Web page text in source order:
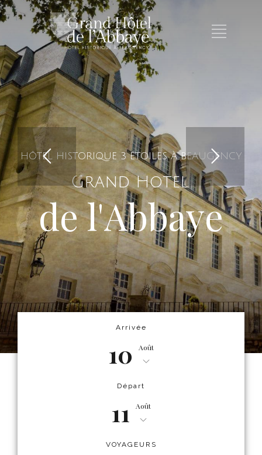
H ÔTEL H STO RI QU E 3 ÉTOILES À BEAUGEN CY
Grand Hôtel
del'Abbaye
Arrivée
10 Août
Départ
11 Août
VOYAGEURS